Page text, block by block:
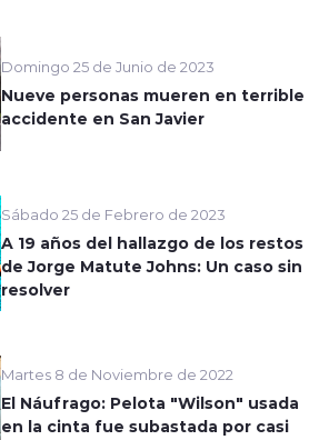
Domingo 25 de Junio de 2023
Nueve personas mueren en terrible
accidente en San Javier
Sábado 25 de Febrero de 2023
A 19 años del hallazgo de los restos
de Jorge Matute Johns: Un caso sin
resolver
Martes 8 de Noviembre de 2022
El Náufrago: Pelota "Wilson" usada
en la cinta fue subastada por casi